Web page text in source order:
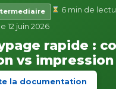
6 min de
12 juin 2026
rapide :
vs impression
la documentation